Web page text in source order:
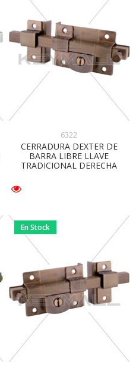
6322
CERRADURA DEXTER DE
BARRA LIBRE LLAVE
TRADICIONAL DERECHA
En Stock